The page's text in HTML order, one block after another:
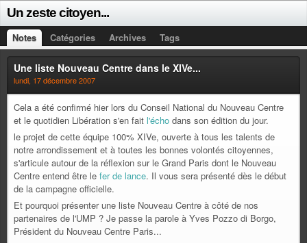
Un zeste citoyen...
Notes Catégories Archives Tags
Une liste Nouveau Centre dans le XIVe...
lundi, 17 décembre 2007
Cela a été confirmé hier lors du Conseil National du Nouveau Centre
et le quotidien Libération s'en fait l'écho dans son édition du jour.
le projet de cette équipe 100% XIVe, ouverte à tous les talents de
notre arrondissement et à toutes les bonnes volontés citoyennes,
s'articule autour de la réflexion sur le Grand Paris dont le Nouveau
Centre entend être le fer de lance. Il vous sera présenté dès le début
de la campagne officielle.
Et pourquoi présenter une liste Nouveau Centre à côté de nos
partenaires de l'UMP ? Je passe la parole à Yves Pozzo di Borgo,
Président du Nouveau Centre Paris...